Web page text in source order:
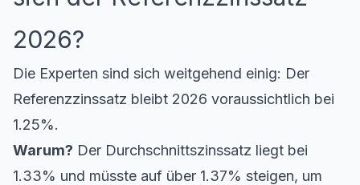
2026?
Die Experten sind sich weitgehend einig: Der
Referenzzinssatz bleibt 2026 voraussichtlich bei
1.25%.
Warum? Der Durchschnittszinssatz liegt bei
1.33% und müsste auf über 1.37% steigen, um